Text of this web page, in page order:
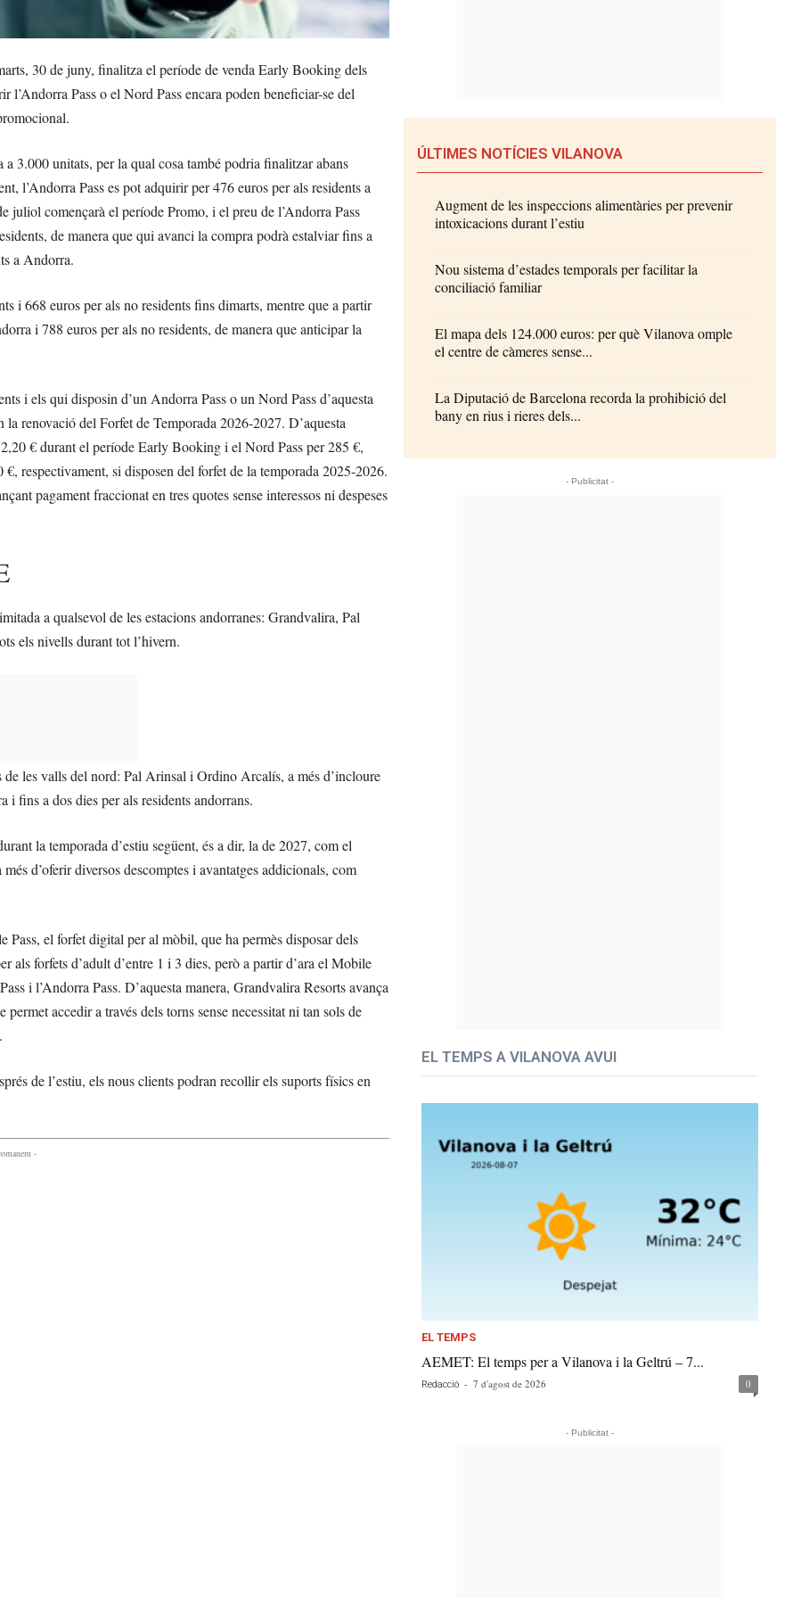
30 de juny, finalitza el període de venda Early Booking dels
l’Andorra Pass o el Nord Pass encara poden beneficiar-se del
3.000 unitats, per la qual cosa també podria finalitzar abans
l’Andorra Pass es pot adquirir per 476 euros per als residents a
juliol començarà el període Promo, i el preu de l’Andorra Pass
de manera que qui avanci la compra podrà estalviar fins a
a Andorra.
i 668 euros per als no residents fins dimarts, mentre que a partir
i 788 euros per als no residents, de manera que anticipar la
i els qui disposin d’un Andorra Pass o un Nord Pass d’aquesta
renovació del Forfet de Temporada 2026-2027. D’aquesta
€ durant el període Early Booking i el Nord Pass per 285 €,
respectivament, si disposen del forfet de la temporada 2025-2026.
pagament fraccionat en tres quotes sense interessos ni despeses
a qualsevol de les estacions andorranes: Grandvalira, Pal
els nivells durant tot l’hivern.
de les valls del nord: Pal Arinsal i Ordino Arcalís, a més d’incloure
i fins a dos dies per als residents andorrans.
la temporada d’estiu següent, és a dir, la de 2027, com el
d’oferir diversos descomptes i avantatges addicionals, com
Pass, el forfet digital per al mòbil, que ha permès disposar dels
als forfets d’adult d’entre 1 i 3 dies, però a partir d’ara el Mobile
i l’Andorra Pass. D’aquesta manera, Grandvalira Resorts avança
accedir a través dels torns sense necessitat ni tan sols de
de l’estiu, els nous clients podran recollir els suports físics en
-
ÚLTIMES NOTÍCIES VILANOVA
Augment de les inspeccions alimentàries per prevenir
intoxicacions durant l’estiu
Nou sistema d’estades temporals per facilitar la
conciliació familiar
El mapa dels 124.000 euros: per què Vilanova omple
el centre de càmeres sense...
La Diputació de Barcelona recorda la prohibició del
bany en rius i rieres dels...
- Publicitat -
EL TEMPS A VILANOVA AVUI
EL TEMPS
AEMET: El temps per a Vilanova i la Geltrú – 7...
Redacció - 7 d'agost de 2026 0
- Publicitat -